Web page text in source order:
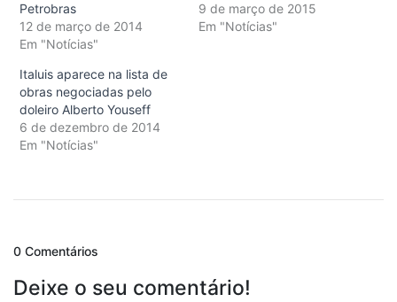
Petrobras
12 de março de 2014
Em "Notícias"
9 de março de 2015
Em "Notícias"
Italuis aparece na lista de
obras negociadas pelo
doleiro Alberto Youseff
6 de dezembro de 2014
Em "Notícias"
0 Comentários
Deixe o seu comentário!